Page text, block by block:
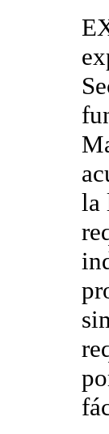
la